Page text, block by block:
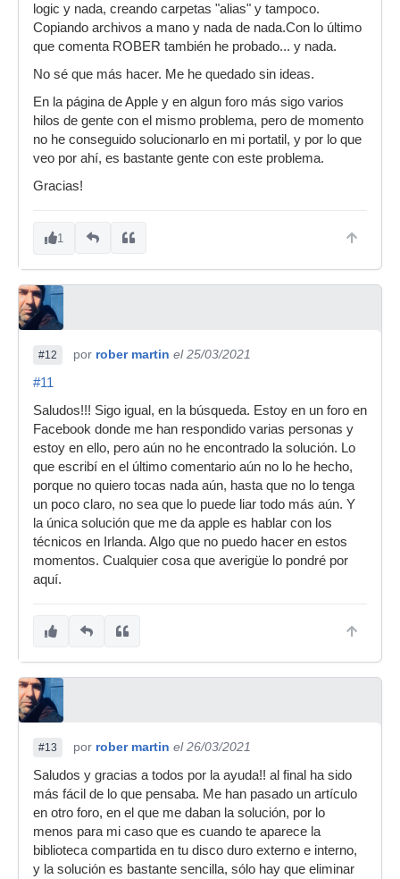
logic y nada, creando carpetas "alias" y tampoco.
Copiando archivos a mano y nada de nada.Con lo último
que comenta ROBER también he probado... y nada.
No sé que más hacer. Me he quedado sin ideas.
En la página de Apple y en algun foro más sigo varios
hilos de gente con el mismo problema, pero de momento
no he conseguido solucionarlo en mi portatil, y por lo que
veo por ahí, es bastante gente con este problema.
Gracias!
1
#12 por rober martin el 25/03/2021
#11
Saludos!!! Sigo igual, en la búsqueda. Estoy en un foro en
Facebook donde me han respondido varias personas y
estoy en ello, pero aún no he encontrado la solución. Lo
que escribí en el último comentario aún no lo he hecho,
porque no quiero tocas nada aún, hasta que no lo tenga
un poco claro, no sea que lo puede liar todo más aún. Y
la única solución que me da apple es hablar con los
técnicos en Irlanda. Algo que no puedo hacer en estos
momentos. Cualquier cosa que averigüe lo pondré por
aquí.
#13 por rober martin el 26/03/2021
Saludos y gracias a todos por la ayuda!! al final ha sido
más fácil de lo que pensaba. Me han pasado un artículo
en otro foro, en el que me daban la solución, por lo
menos para mi caso que es cuando te aparece la
biblioteca compartida en tu disco duro externo e interno,
y la solución es bastante sencilla, sólo hay que eliminar